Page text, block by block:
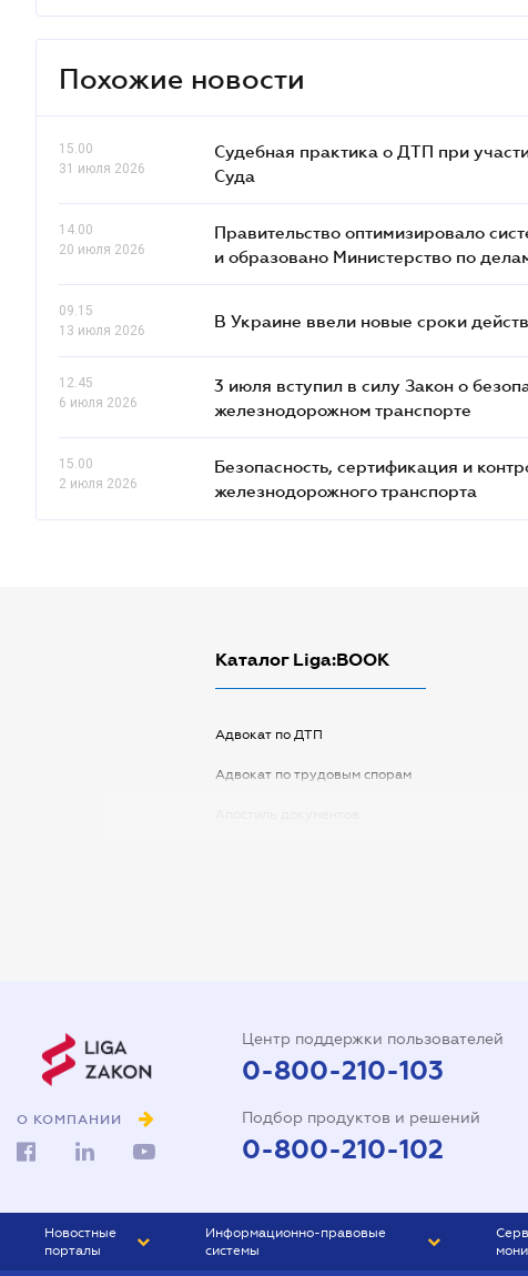
Похожие новости
15.00
31 июля 2026
Судебная практика о ДТП при
Суда
14.00
20 июля 2026
Правительство оптимизировало
и образовано Министерство по
09.15
13 июля 2026
В Украине ввели новые сроки
12.45
6 июля 2026
3 июля вступил в силу Закон о
железнодорожном транспорте
15.00
2 июля 2026
Безопасность, сертификация и
железнодорожного транспорта
Каталог Liga:BOOK
Адвокат по ДТП
Адвокат по трудовым спорам
представление интересов в
суде
Доверенность на регистрацию
юридического лица
О КОМПАНИИ
Центр поддержки пользователей
0-800-210-103
Подбор продуктов и решений
0-800-210-102
Новостные
порталы
Информационно-правовые
системы